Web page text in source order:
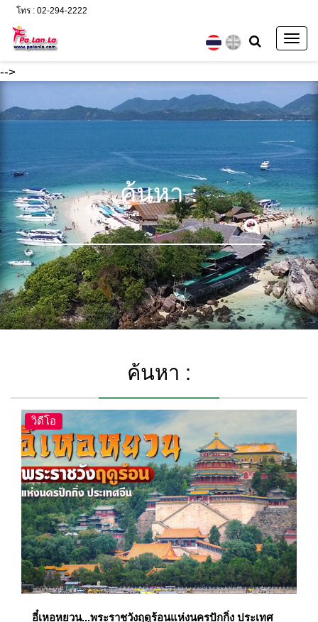
-->
โทร : 02-294-2222
ค้นหา :
ค้นหา :
วิดีโอ
อี๋เหอหยวน...พระราชวังฤดูร้อนแห่งนครปักกิ่ง ประเทศ